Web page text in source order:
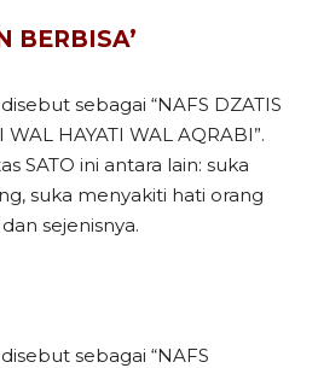
BERBISA’
sebagai “NAFS DZATIS
HAYATI WAL AQRABI”.
SATO ini antara lain: suka
suka menyakiti hati orang
sejenisnya.
sebagai “NAFS